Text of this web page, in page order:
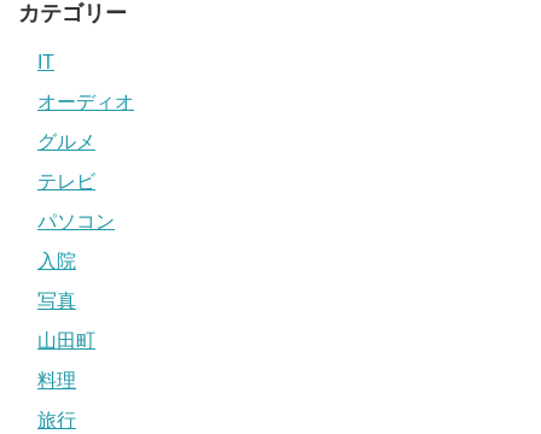
カテゴリー
IT
オーディオ
グルメ
テレビ
パソコン
入院
写真
山田町
料理
旅行